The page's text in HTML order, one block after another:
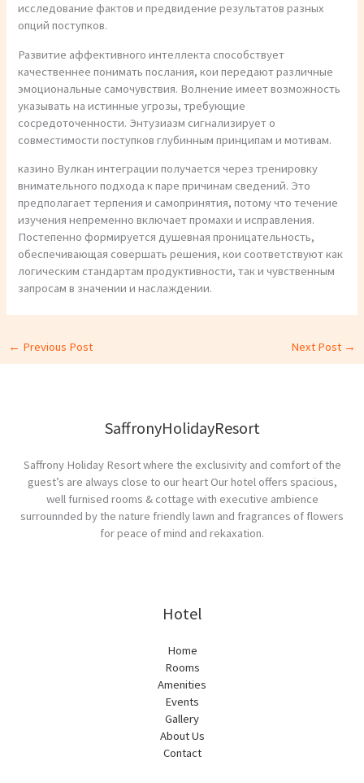
исследование фактов и предвидение результатов разных
опций поступков.
Развитие аффективного интеллекта способствует
качественнее понимать послания, кои передают различные
эмоциональные самочувствия. Волнение имеет возможность
указывать на истинные угрозы, требующие
сосредоточенности. Энтузиазм сигнализирует о
совместимости поступков глубинным принципам и мотивам.
казино Вулкан интеграции получается через тренировку
внимательного подхода к паре причинам сведений. Это
предполагает терпения и самопринятия, потому что течение
изучения непременно включает промахи и исправления.
Постепенно формируется душевная проницательность,
обеспечивающая совершать решения, кои соответствуют как
логическим стандартам продуктивности, так и чувственным
запросам в значении и наслаждении.
← Previous Post Next Post →
SaffronyHolidayResort
Saffrony Holiday Resort where the exclusivity and comfort of the
guest’s are always close to our heart Our hotel offers spacious,
well furnised rooms & cottage with executive ambience
surrounnded by the nature friendly lawn and fragrances of flowers
for peace of mind and rekaxation.
Hotel
Home
Rooms
Amenities
Events
Gallery
About Us
Contact